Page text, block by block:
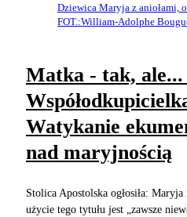
Dziewica Maryja z aniołami,
FOT.:William-Adolphe
Matka - tak, ale...
Watykanie
nad maryjnością
Stolica Apostolska ogłosiła:
użycie tego tytułu jest „zawsze